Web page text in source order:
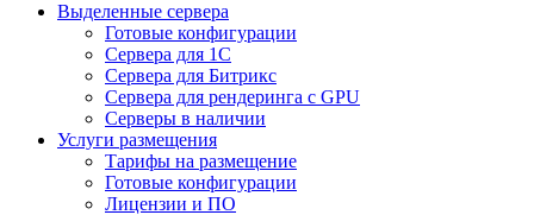
Выделенные сервера
Готовые конфигурации
Сервера для 1С
Сервера для Битрикс
Сервера для рендеринга с GPU
Серверы в наличии
Услуги размещения
Тарифы на размещение
Готовые конфигурации
Лицензии и ПО